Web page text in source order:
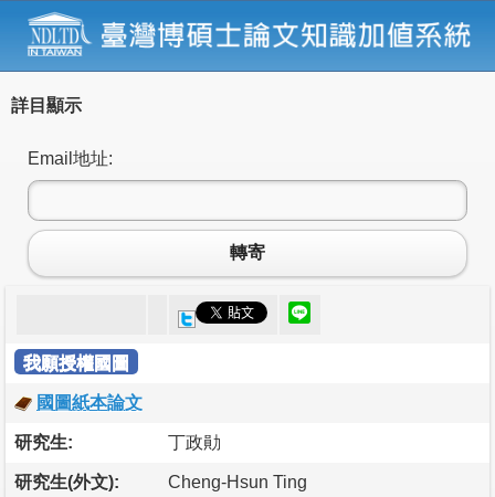
詳目顯示
Email地址:
轉寄
我願授權國圖
國圖紙本論文
研究生: 丁政勛
研究生(外文): Cheng-Hsun Ting